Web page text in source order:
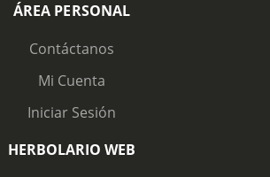
ÁREA PERSONAL
Contáctanos
Mi Cuenta
Iniciar Sesión
HERBOLARIO WEB